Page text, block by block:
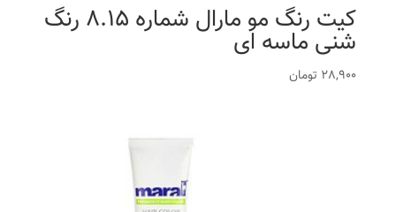
کیت رنگ مو مارال شماره 8.15 رنگ
شنی ماسه ای
28,900 تومان